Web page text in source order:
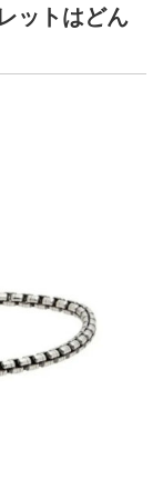
ットはどん